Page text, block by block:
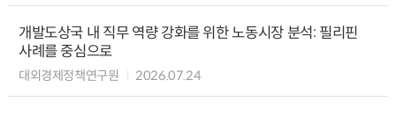
개발도상국 내 직무 역량 강화를 위한 노동시장 분석: 필리핀
사례를 중심으로
대외경제정책연구원 2026.07.24